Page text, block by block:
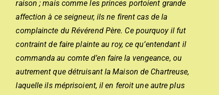
raison ; mais comme les princes portoient grande
affection à ce seigneur, ils ne firent cas de la
complaincte du Révérend Père. Ce pourquoy il fut
contraint de faire plainte au roy, ce qu’entendant il
commanda au comte d’en faire la vengeance, ou
autrement que détruisant la Maison de Chartreuse,
laquelle ils méprisoient, il en feroit une autre plus